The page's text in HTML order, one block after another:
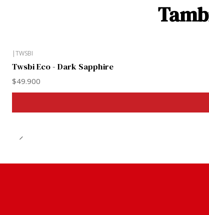
|TWSBI
Twsbi Eco - Dark Sapphire
$49.900